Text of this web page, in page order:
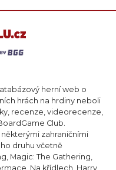
herní web o
hrách na hrdiny neboli
recenze, videorecenze,
Club.
zahraničními
druhu včetně
Magic: The Gathering,
Na křídlech, Harry